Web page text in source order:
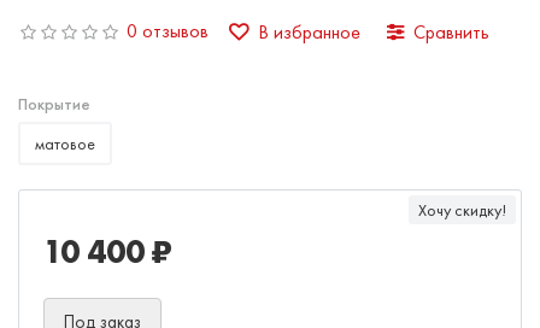
0 отзывов В избранное Сравнить
Покрытие
матовое
Хочу скидку!
10 400 ₽
Под заказ